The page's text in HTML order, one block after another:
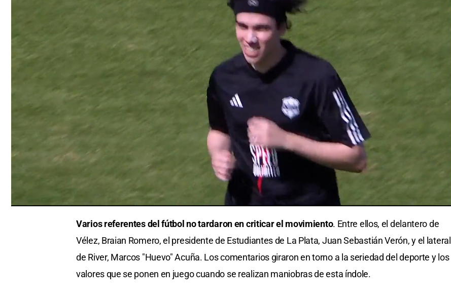
Varios referentes del fútbol no tardaron en criticar el movimiento. Entre ellos, el delantero de
Vélez, Braian Romero, el presidente de Estudiantes de La Plata, Juan Sebastián Verón, y el lateral
de River, Marcos "Huevo" Acuña. Los comentarios giraron en torno a la seriedad del deporte y los
valores que se ponen en juego cuando se realizan maniobras de esta índole.